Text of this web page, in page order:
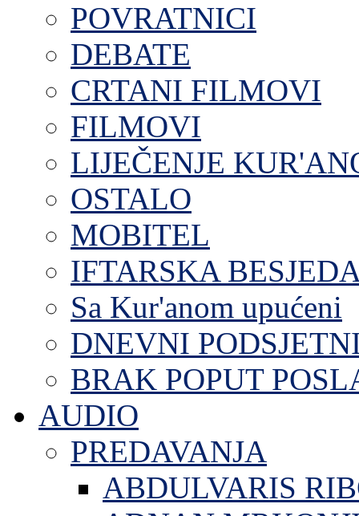
POVRATNICI
DEBATE
CRTANI FILMOVI
FILMOVI
LIJEČENJE
OSTALO
MOBITEL
IFTARSKA
Sa Kur'anom upućeni
DNEVNI
BRAK POPUT
AUDIO
PREDAVANJA
ABDULVARIS